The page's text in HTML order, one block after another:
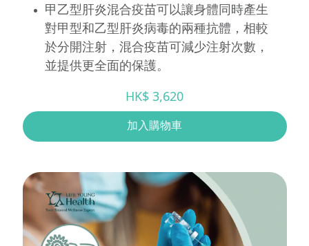
甲乙型肝炎混合疫苗可以讓身體同時產生
對甲型和乙型肝炎病毒的兩種抗體，相較
於分開注射，混合疫苗可減少注射次數，
並提供更全面的保護。
HK$ 3,620
加入購物車